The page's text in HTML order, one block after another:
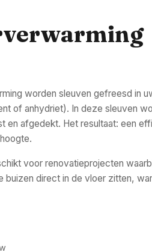
worden sleuven gefreesd in
of anhydriet). In deze sleuven
en afgedekt. Het resultaat: een
voor renovatieprojecten
buizen direct in de vloer zitten,